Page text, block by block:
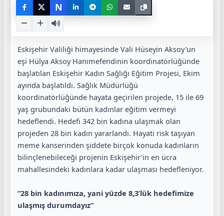
N
Eskişehir Valiliği himayesinde Vali Hüseyin Aksoy'un
eşi Hülya Aksoy Hanımefendinin koordinatörlüğünde
başlatılan Eskişehir Kadın Sağlığı Eğitim Projesi, Ekim
ayında başlatıldı. Sağlık Müdürlüğü
koordinatörlüğünde hayata geçirilen projede, 15 ile 69
yaş grubundaki bütün kadınlar eğitim vermeyi
hedeflendi. Hedefi 342 bin kadına ulaşmak olan
projeden 28 bin kadın yararlandı. Hayati risk taşıyan
meme kanserinden şiddete birçok konuda kadınların
bilinçlenebileceği projenin Eskişehir’in en ücra
mahallesindeki kadınlara kadar ulaşması hedefleniyor.
“28 bin kadınımıza, yani yüzde 8,3’lük hedefimize
ulaşmış durumdayız”